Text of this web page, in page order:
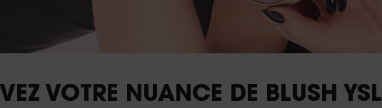
VOTRE NUANCE DE BLUSH YSL